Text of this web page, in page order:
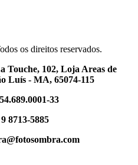
os direitos reservados.
Touche, 102, Loja Areas de
Luís - MA, 65074-115
33
8713-5885